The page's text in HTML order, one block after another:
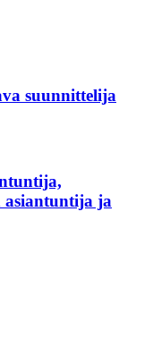
suunnittelija
asiantuntija ja